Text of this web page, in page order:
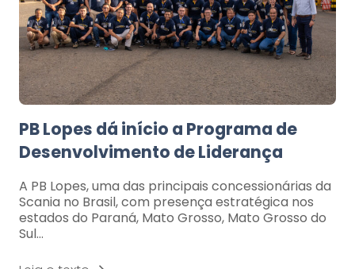
PB Lopes dá início a Programa de
Desenvolvimento de Liderança
A PB Lopes, uma das principais concessionárias da
Scania no Brasil, com presença estratégica nos
estados do Paraná, Mato Grosso, Mato Grosso do
Sul…